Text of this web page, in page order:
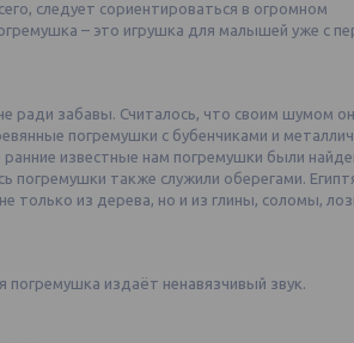
следует сориентироваться в огромном
– это игрушка для малышей уже с
ради забавы. Считалось, что своим шумом
погремушки с бубенчиками и
известные нам погремушки были
также служили оберегами.
только из дерева, но и из глины, соломы,
издаёт ненавязчивый звук.